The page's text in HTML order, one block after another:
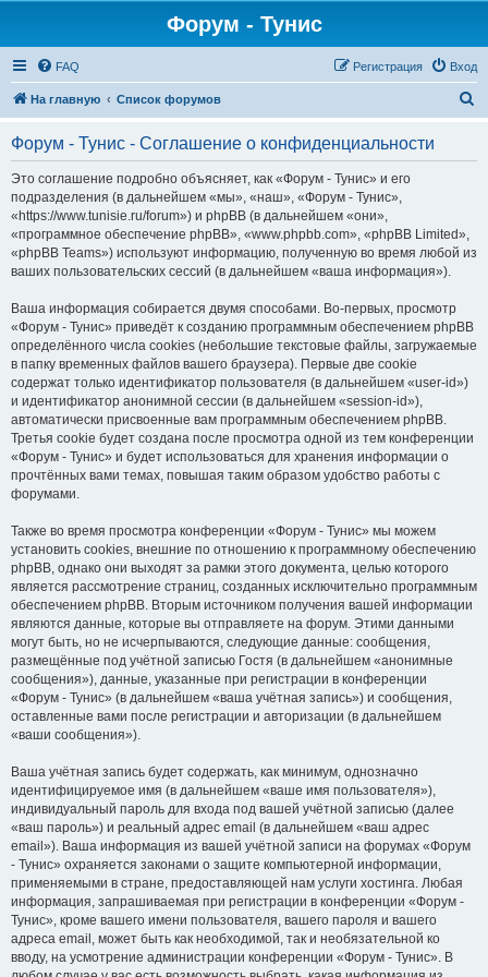
Форум - Тунис
FAQ Вход
Регистрация
На главную Список форумов
Форум - Тунис - Соглашение о конфиденциальности
Это соглашение подробно объясняет, как «Форум - Тунис» и его
подразделения (в дальнейшем «мы», «наш», «Форум - Тунис»,
«https://www.tunisie.ru/forum») и phpBB (в дальнейшем «они»,
«программное обеспечение phpBB», «www.phpbb.com», «phpBB Limited»,
«phpBB Teams») используют информацию, полученную во время любой из
ваших пользовательских сессий (в дальнейшем «ваша информация»).
Ваша информация собирается двумя способами. Во-первых, просмотр
«Форум - Тунис» приведёт к созданию программным обеспечением phpBB
определённого числа cookies (небольшие текстовые файлы, загружаемые
в папку временных файлов вашего браузера). Первые две cookie
содержат только идентификатор пользователя (в дальнейшем «user-id»)
и идентификатор анонимной сессии (в дальнейшем «session-id»),
автоматически присвоенные вам программным обеспечением phpBB.
Третья cookie будет создана после просмотра одной из тем конференции
«Форум - Тунис» и будет использоваться для хранения информации о
прочтённых вами темах, повышая таким образом удобство работы с
форумами.
Также во время просмотра конференции «Форум - Тунис» мы можем
установить cookies, внешние по отношению к программному обеспечению
phpBB, однако они выходят за рамки этого документа, целью которого
является рассмотрение страниц, созданных исключительно программным
обеспечением phpBB. Вторым источником получения вашей информации
являются данные, которые вы отправляете на форум. Этими данными
могут быть, но не исчерпываются, следующие данные: сообщения,
размещённые под учётной записью Гостя (в дальнейшем «анонимные
сообщения»), данные, указанные при регистрации в конференции
«Форум - Тунис» (в дальнейшем «ваша учётная запись») и сообщения,
оставленные вами после регистрации и авторизации (в дальнейшем
«ваши сообщения»).
Ваша учётная запись будет содержать, как минимум, однозначно
идентифицируемое имя (в дальнейшем «ваше имя пользователя»),
индивидуальный пароль для входа под вашей учётной записью (далее
«ваш пароль») и реальный адрес email (в дальнейшем «ваш адрес
email»). Ваша информация из вашей учётной записи на форумах «Форум
- Тунис» охраняется законами о защите компьютерной информации,
применяемыми в стране, предоставляющей нам услуги хостинга. Любая
информация, запрашиваемая при регистрации в конференции «Форум -
Тунис», кроме вашего имени пользователя, вашего пароля и вашего
адреса email, может быть как необходимой, так и необязательной ко
вводу, на усмотрение администрации конференции «Форум - Тунис». В